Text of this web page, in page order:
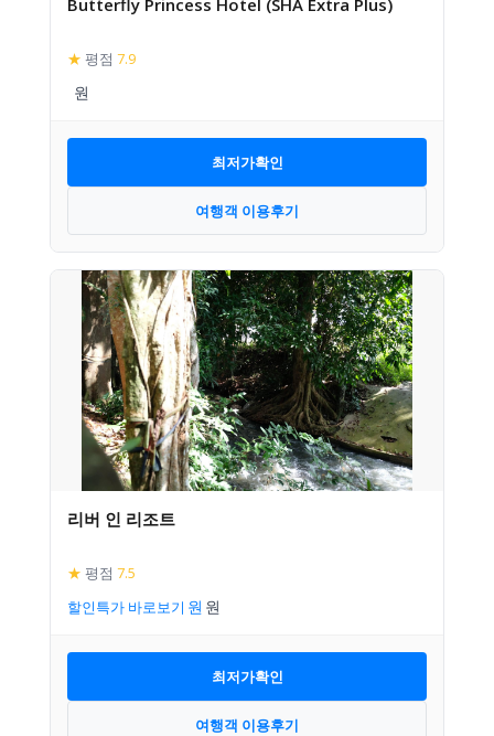
Butterfly Princess Hotel (SHA Extra Plus)
★ 평점 7.9
최저가확인
여행객 이용후기
리버 인 리조트
★ 평점 7.5
할인특가 바로보기
최저가확인
여행객 이용후기